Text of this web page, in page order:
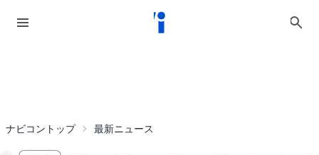
ナビコントップ 最新ニュース